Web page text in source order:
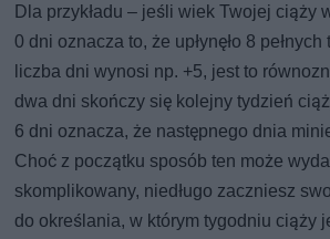
Dla przykładu – jeśli wiek Twojej ciąży
0 dni oznacza to, że upłynęło 8
liczba dni wynosi np. +5, jest to
dwa dni skończy się kolejny tydzień
6 dni oznacza, że następnego dnia
Choć z początku sposób ten może
skomplikowany, niedługo zaczniesz
do określania, w którym tygodniu ciąży